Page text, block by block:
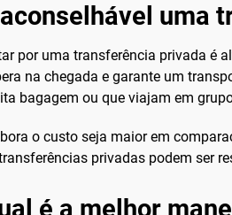
uma
por uma transferência privada é
na chegada e garante um
bagagem ou que viajam em
o custo seja maior em
privadas podem ser